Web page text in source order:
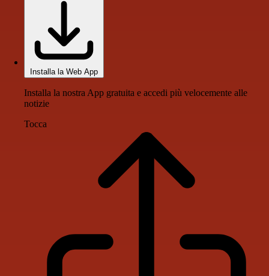
Installa la Web App
Installa la nostra App gratuita e accedi più velocemente alle
notizie
Tocca